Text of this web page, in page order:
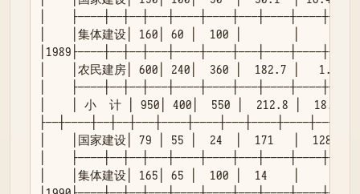
│    ├────┼──┼──┼───┼────┼────┼───┼────┼────┼────┤
│    │集体建设│ 160│ 60 │  100 │        │
│1989├────┼──┼──┼───┼────┼────┼───┼────┼────┼────┤
│    │农民建房│ 600│ 240│  360 │  182.7 │   1.7
│    ├────┼──┼──┼───┼────┼────┼───┼────┼────┼────┤
│    │ 小  计 │ 950│ 400│  550 │  212.8 │  18.1
├──┼────┼──┼──┼───┼────┼────┼───┼────┼────┼────┤
│    │国家建设│ 79 │ 55 │  24  │  171   │
│    ├────┼──┼──┼───┼────┼────┼───┼────┼────┼────┤
│    │集体建设│ 165│ 65 │  100 │  14    │